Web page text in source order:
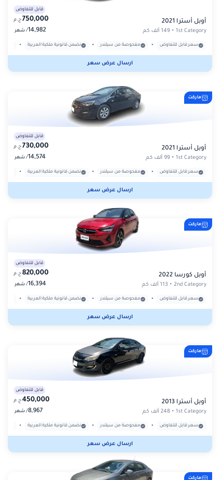
أوبل أسترا 2021
1st Category
• 149 ألف كم
قابل للتفاوض
750,000 ج.م
14,982
/ شهر
سعر قابل للتفاوض • مفحوصة من سيلندر • نضمن قانونية ملكية العربية •
ارسال عرض سعر
ماركت
أوبل أسترا 2021
1st Category
• 99 ألف كم
قابل للتفاوض
730,000 ج.م
14,574
/ شهر
سعر قابل للتفاوض • مفحوصة من سيلندر • نضمن قانونية ملكية العربية •
ارسال عرض سعر
ماركت
أوبل كورسا 2022
2nd Category
• 113 ألف كم
قابل للتفاوض
820,000 ج.م
16,394
/ شهر
سعر قابل للتفاوض • مفحوصة من سيلندر • نضمن قانونية ملكية العربية •
ارسال عرض سعر
ماركت
أوبل أسترا 2013
1st Category
• 248 ألف كم
قابل للتفاوض
450,000 ج.م
8,967
/ شهر
سعر قابل للتفاوض • مفحوصة من سيلندر • نضمن قانونية ملكية العربية •
ارسال عرض سعر
ماركت